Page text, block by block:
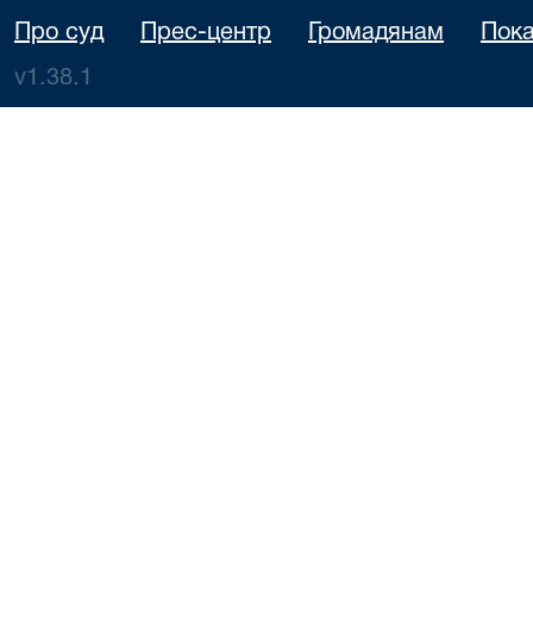
Про суд Прес-центр Громадянам
v1.38.1